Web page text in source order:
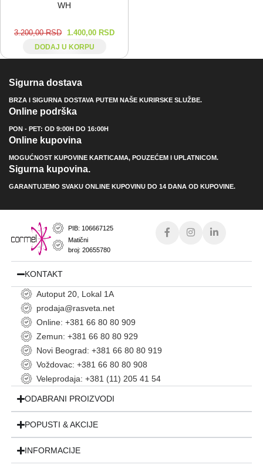
WH
3.200,00RSD 1.400,00 RSD
DODAJ U KORPU
Sigurna dostava
BRZA I SIGURNA DOSTAVA PUTEM NAŠE KURIRSKE SLUŽBE.
Online podrška
PON - PET: OD 9:00H DO 16:00H
Online kupovina
MOGUĆNOST KUPOVINE KARTICAMA, POUZEĆEM I UPLATNICOM.
Sigurna kupovina.
GARANTUJEMO SVAKU ONLINE KUPOVINU DO 14 DANA OD KUPOVINE.
PIB: 106667125
Matični
broj: 20655780
KONTAKT
Autoput 20, Lokal 1A
prodaja@rasveta.net
Online: +381 66 80 80 909
Zemun: +381 66 80 80 929
Novi Beograd: +381 66 80 80 919
Voždovac: +381 66 80 80 908
Veleprodaja: +381 (11) 205 41 54
ODABRANI PROIZVODI
POPUSTI & AKCIJE
INFORMACIJE